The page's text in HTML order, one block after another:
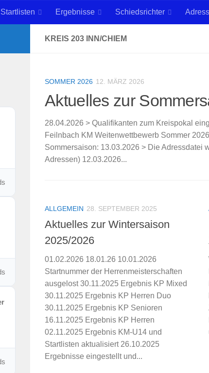
Startlisten Ergebnisse Schiedsrichter
KREIS 203 INN/CHIEM
SOMMER 2026 12. MÄRZ 2026
Aktuelles zur
28.04.2026 > Qualifikanten zum Kreispokal
Feilnbach KM Weitenwettbewerb Sommer
Sommersaison: 13.03.2026 > Die Adressdatei
Adressen) 12.03.2026...
ALLGEMEIN 28. SEPTEMBER 2025
Aktuelles zur Wintersaison
2025/2026
01.02.2026 18.01.26 10.01.2026
Startnummer der Herrenmeisterschaften
ausgelost 30.11.2025 Ergebnis KP Mixed
30.11.2025 Ergebnis KP Herren Duo
30.11.2025 Ergebnis KP Senioren
16.11.2025 Ergebnis KP Herren
02.11.2025 Ergebnis KM-U14 und
Startlisten aktualisiert 26.10.2025
Ergebnisse eingestellt und...